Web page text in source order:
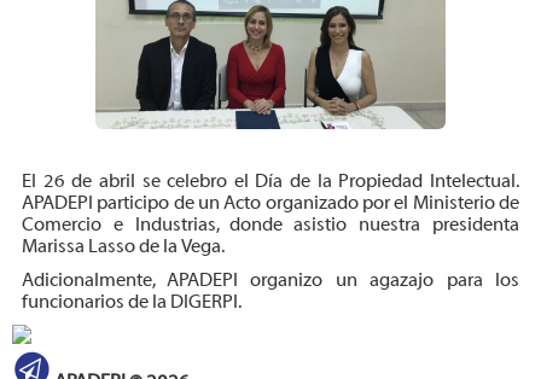
El 26 de abril se celebro el Día de la Propiedad Intelectual.
APADEPI participo de un Acto organizado por el Ministerio de
Comercio e Industrias, donde asistio nuestra presidenta
Marissa Lasso de la Vega.
Adicionalmente, APADEPI organizo un agazajo para los
funcionarios de la DIGERPI.